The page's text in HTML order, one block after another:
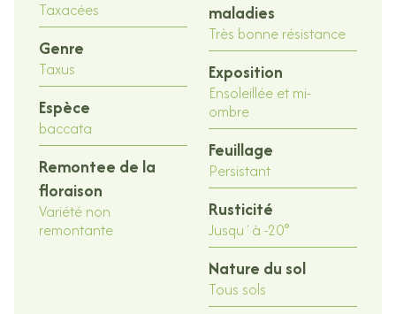
Taxacées
Genre
Taxus
Espèce
baccata
Remontee de la
floraison
Variété non
remontante
maladies
Très bonne résistance
Exposition
Ensoleillée et mi-
ombre
Feuillage
Persistant
Rusticité
Jusqu´à -20°
Nature du sol
Tous sols